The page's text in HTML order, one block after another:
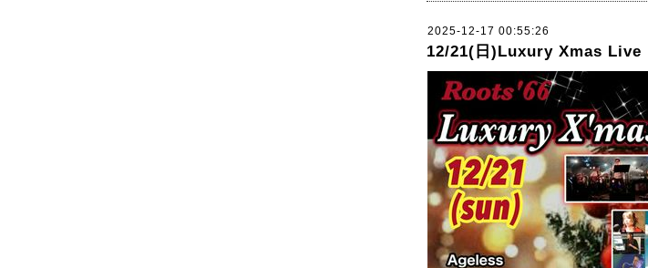
2025-12-17 00:55:26
12/21(日)Luxury Xmas Live